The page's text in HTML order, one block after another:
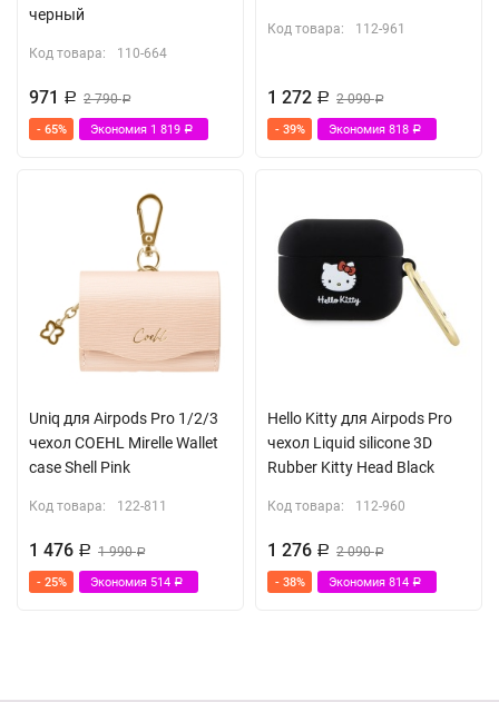
черный
Код товара: 110-664
971 Р 2 790Р
- 65% Экономия 1 819 Р
Код товара: 112-961
1 272 Р 2 090Р
- 39% Экономия 818 Р
Uniq для Airpods Pro 1/2/3
чехол COEHL Mirelle Wallet
case Shell Pink
Код товара: 122-811
1 476 Р 1 990Р
- 25% Экономия 514 Р
Hello Kitty для Airpods Pro
чехол Liquid silicone 3D
Rubber Kitty Head Black
Код товара: 112-960
1 276 Р 2 090Р
- 38% Экономия 814 Р